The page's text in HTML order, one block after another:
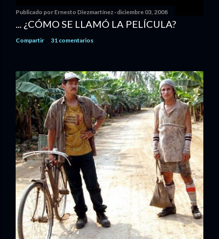
Publicado por Ernesto Diezmartínez diciembre 03, 2008
... ¿CÓMO SE LLAMÓ LA PELÍCULA?
Compartir 31 comentarios